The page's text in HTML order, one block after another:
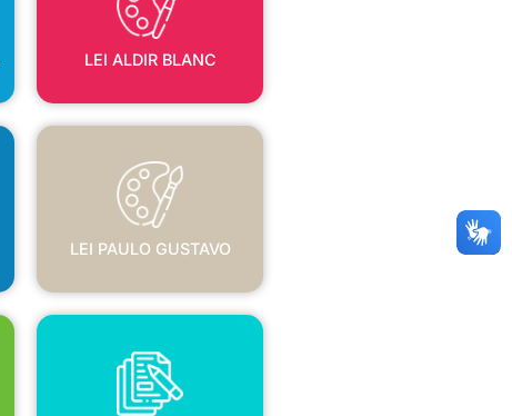
LEI ALDIR BLANC
LEI PAULO GUSTAVO
LEI PAULO GUSTAVO
PORTARIAS